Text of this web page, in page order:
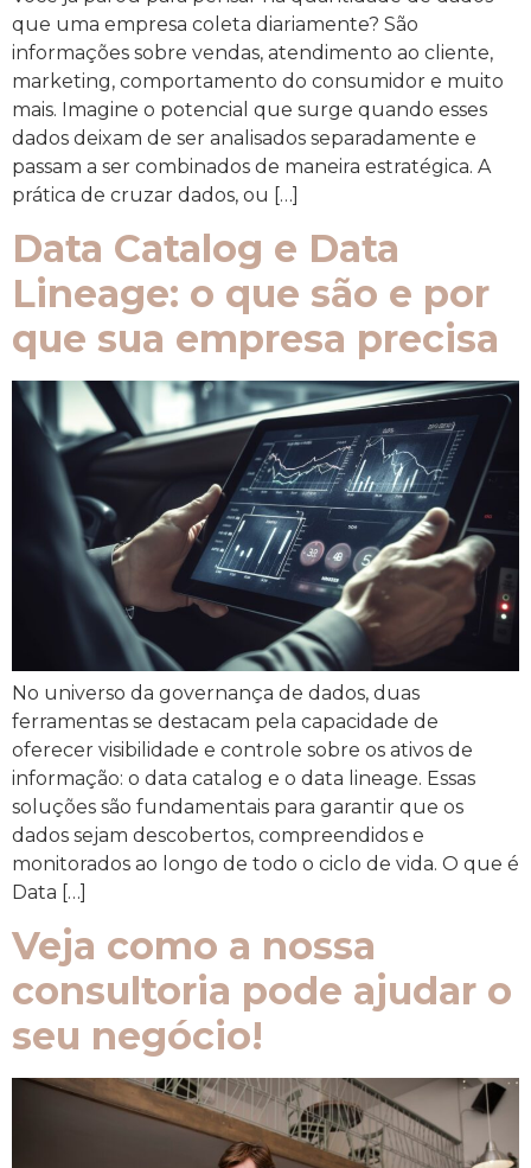
que uma empresa coleta diariamente? São
informações sobre vendas, atendimento ao cliente,
marketing, comportamento do consumidor e muito
mais. Imagine o potencial que surge quando esses
dados deixam de ser analisados separadamente e
passam a ser combinados de maneira estratégica. A
prática de cruzar dados, ou […]
Data Catalog e Data
Lineage: o que são e por
que sua empresa precisa
No universo da governança de dados, duas
ferramentas se destacam pela capacidade de
oferecer visibilidade e controle sobre os ativos de
informação: o data catalog e o data lineage. Essas
soluções são fundamentais para garantir que os
dados sejam descobertos, compreendidos e
monitorados ao longo de todo o ciclo de vida. O que é
Data […]
Veja como a nossa
consultoria pode ajudar o
seu negócio!